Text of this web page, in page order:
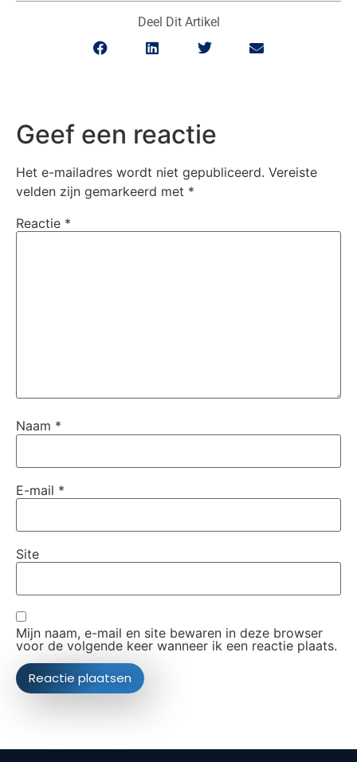
Deel Dit Artikel
Geef een reactie
Het e-mailadres wordt niet gepubliceerd. Vereiste
velden zijn gemarkeerd met *
Reactie *
Naam *
E-mail *
Site
Mijn naam, e-mail en site bewaren in deze browser
voor de volgende keer wanneer ik een reactie plaats.